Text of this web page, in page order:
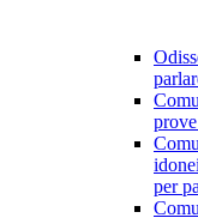
per